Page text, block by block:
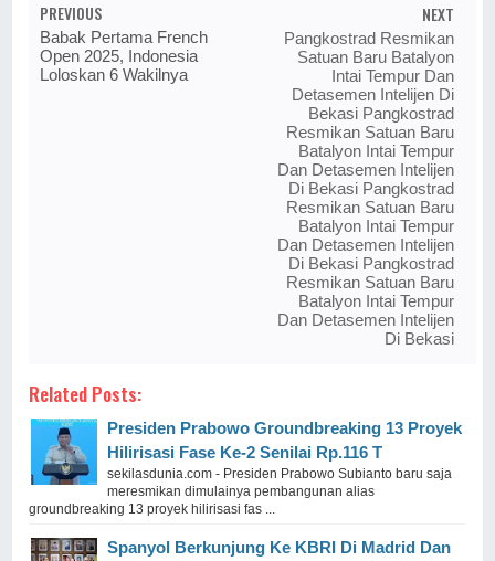
PREVIOUS
Babak Pertama French
Open 2025, Indonesia
Loloskan 6 Wakilnya
NEXT
Pangkostrad Resmikan
Satuan Baru Batalyon
Intai Tempur Dan
Detasemen Intelijen Di
Bekasi Pangkostrad
Resmikan Satuan Baru
Batalyon Intai Tempur
Dan Detasemen Intelijen
Di Bekasi Pangkostrad
Resmikan Satuan Baru
Batalyon Intai Tempur
Dan Detasemen Intelijen
Di Bekasi Pangkostrad
Resmikan Satuan Baru
Batalyon Intai Tempur
Dan Detasemen Intelijen
Di Bekasi
Related Posts:
Presiden Prabowo Groundbreaking 13 Proyek
Hilirisasi Fase Ke-2 Senilai Rp.116 T
sekilasdunia.com - Presiden Prabowo Subianto baru saja
meresmikan dimulainya pembangunan alias
groundbreaking 13 proyek hilirisasi fas ...
Spanyol Berkunjung Ke KBRI Di Madrid Dan